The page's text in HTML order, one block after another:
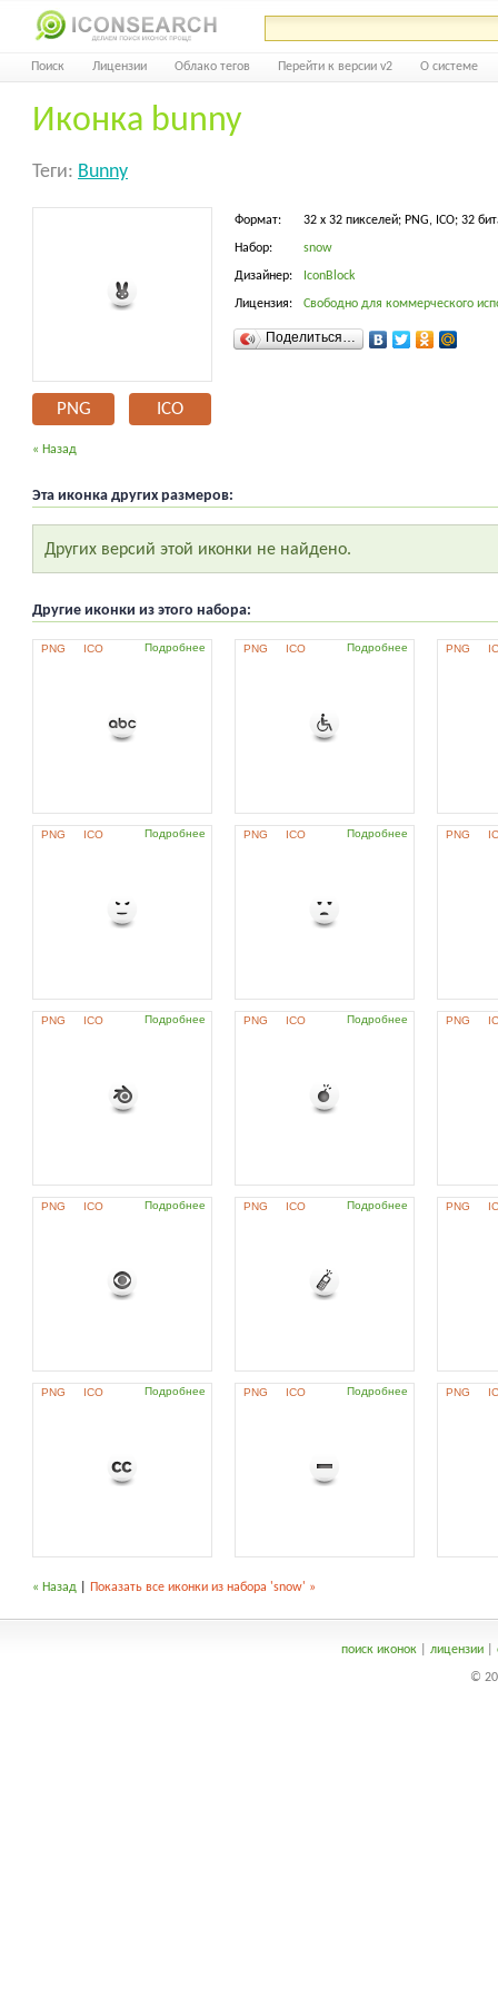
Поиск Лицензии Облако тегов Перейти к версии v2 О системе
Иконка bunny
Теги: Bunny
PNG ICO
Формат: 32 x 32 пикселей; PNG, ICO; 32
Набор: snow
Дизайнер: IconBlock
Лицензия: Свободно для коммерческого
Поделиться…
« Назад
Эта иконка других размеров:
Других версий этой иконки не найдено.
Другие иконки из этого набора:
PNG ICO Подробнее PNG ICO Подробнее PNG
PNG ICO Подробнее PNG ICO Подробнее PNG
PNG ICO Подробнее PNG ICO Подробнее PNG
PNG ICO Подробнее PNG ICO Подробнее PNG
PNG ICO Подробнее PNG ICO Подробнее PNG
« Назад Показать все иконки из набора 'snow' »
поиск иконок| лицензии|
©